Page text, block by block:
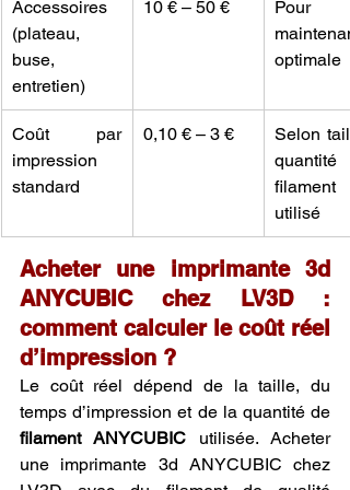
Accessoires
(plateau,
buse,
entretien)
10 € – 50 €
Pour
optimale
Coût par
impression
standard
0,10 € – 3 €
Selon
quantité
filament
utilisé
Acheter une imprimante 3d
ANYCUBIC chez LV3D :
comment calculer le coût réel
d’impression ?
Le coût réel dépend de la taille, du
filament ANYCUBIC utilisée. Acheter
une imprimante 3d ANYCUBIC chez